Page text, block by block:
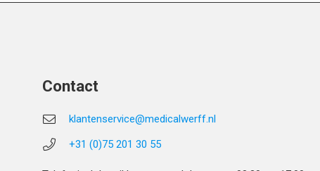
Contact
klantenservice@medicalwerff.nl
+31 (0)75 201 30 55